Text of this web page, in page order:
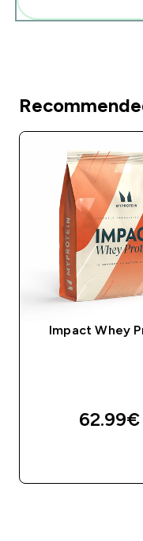
Impact Whey
62.99€‎